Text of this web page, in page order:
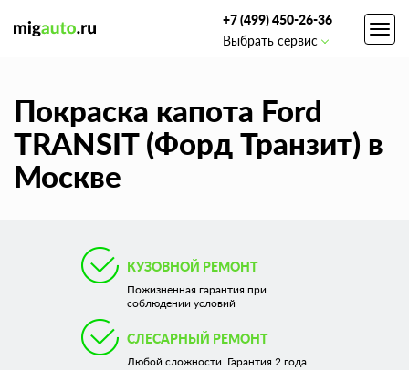
+7 (499) 450-26-36
Выбрать сервис
Покраска капота Ford
TRANSIT (Форд Транзит) в
Москве
КУЗОВНОЙ РЕМОНТ
Пожизненная гарантия при
соблюдении условий
СЛЕСАРНЫЙ РЕМОНТ
Любой сложности. Гарантия 2 года